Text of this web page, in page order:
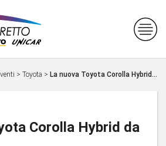
> Toyota > La nuova Toyota Corolla Hybrid...
Corolla Hybrid da